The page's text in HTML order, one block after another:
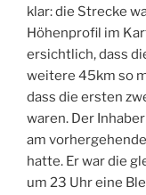
klar: die Strecke
Höhenprofil im
ersichtlich, dass
weitere 45km so
dass die ersten
waren. Der
am
hatte. Er war die
um 23 Uhr eine